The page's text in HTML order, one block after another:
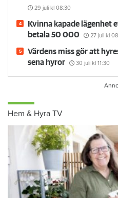
29 juli kl 08:30
Kvinna kapade lägenhet
betala 50 000
27 juli kl
Värdens miss gör att
sena hyror
30 juli kl 11:30
Hem & Hyra TV